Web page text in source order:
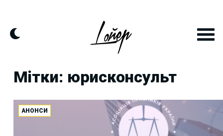
content
Мітки: юрисконсульт
АНОНСИ